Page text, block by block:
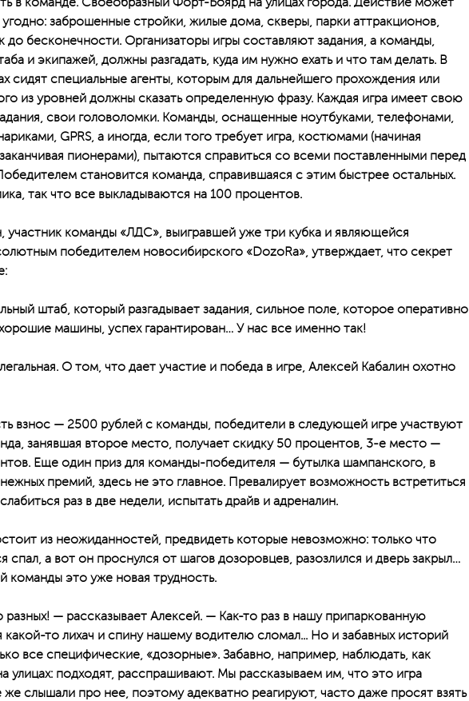
угодно: заброшенные стройки, жилые дома, скверы, парки аттракционов,
до бесконечности. Организаторы игры составляют задания, а команды,
и экипажей, должны разгадать, куда им нужно ехать и что там делать. В
сидят специальные агенты, которым для дальнейшего прохождения или
из уровней должны сказать определенную фразу. Каждая игра имеет свою
свои головоломки. Команды, оснащенные ноутбуками, телефонами,
GPRS, а иногда, если того требует игра, костюмами (начиная
пионерами), пытаются справиться со всеми поставленными перед
становится команда, справившаяся с этим быстрее остальных.
так что все выкладываются на 100 процентов.
участник команды «ЛДС», выигравшей уже три кубка и являющейся
победителем новосибирского «DozoRа», утверждает, что секрет
штаб, который разгадывает задания, сильное поле, которое оперативно
машины, успех гарантирован… У нас все именно так!
О том, что дает участие и победа в игре, Алексей Кабалин охотно
взнос — 2500 рублей с команды, победители в следующей игре участвуют
занявшая второе место, получает скидку 50 процентов, 3-е место —
Еще один приз для команды-победителя — бутылка шампанского, в
премий, здесь не это главное. Превалирует возможность встретиться
раз в две недели, испытать драйв и адреналин.
из неожиданностей, предвидеть которые невозможно: только что
спал, а вот он проснулся от шагов дозоровцев, разозлился и дверь закрыл…
команды это уже новая трудность.
— рассказывает Алексей. — Как-то раз в нашу припаркованную
какой-то лихач и спину нашему водителю сломал... Но и забавных историй
все специфические, «дозорные». Забавно, например, наблюдать, как
улицах: подходят, расспрашивают. Мы рассказываем им, что это игра
слышали про нее, поэтому адекватно реагируют, часто даже просят взять